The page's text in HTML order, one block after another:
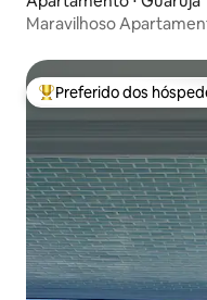
Maravilhoso
Entre os melhores
Preferido dos